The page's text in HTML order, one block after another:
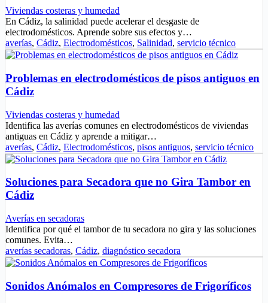
Viviendas costeras y humedad
En Cádiz, la salinidad puede acelerar el desgaste de
electrodomésticos. Aprende sobre sus efectos y…
averías, Cádiz, Electrodomésticos, Salinidad, servicio técnico
Problemas en electrodomésticos de pisos antiguos en
Cádiz
Viviendas costeras y humedad
Identifica las averías comunes en electrodomésticos de viviendas
antiguas en Cádiz y aprende a mitigar…
averías, Cádiz, Electrodomésticos, pisos antiguos, servicio técnico
Soluciones para Secadora que no Gira Tambor en
Cádiz
Averías en secadoras
Identifica por qué el tambor de tu secadora no gira y las soluciones
comunes. Evita…
averías secadoras, Cádiz, diagnóstico secadora
Sonidos Anómalos en Compresores de Frigoríficos